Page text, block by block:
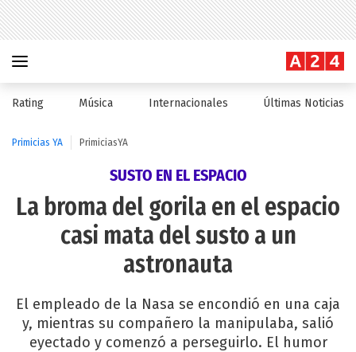
Rating Música Internacionales Últimas Noticias
Primicias YA PrimiciasYA
SUSTO EN EL ESPACIO
La broma del gorila en el espacio
casi mata del susto a un
astronauta
El empleado de la Nasa se encondió en una caja
y, mientras su compañero la manipulaba, salió
eyectado y comenzó a perseguirlo. El humor